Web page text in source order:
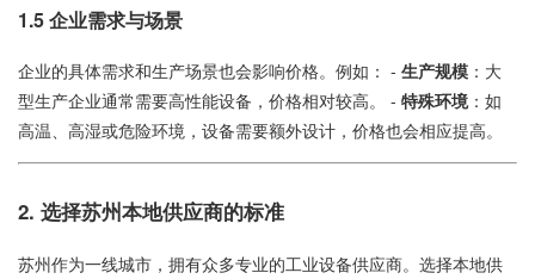
1.5企业需求与场景
企业的具体需求和生产场景也会影响价格。例如： - 生产规模 ：大
型生产企业通常需要高性能设备，价格相对较高。 - 特殊环境 ：如
高温、高湿或危险环境，设备需要额外设计，价格也会相应提高。
2. 选择苏州本地供应商的标准
苏州作为一线城市，拥有众多专业的工业设备供应商。选择本地供